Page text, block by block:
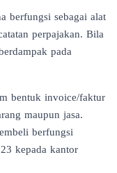
berfungsi sebagai alat
perpajakan. Bila
pada
bentuk invoice/faktur
maupun jasa.
berfungsi
kepada kantor